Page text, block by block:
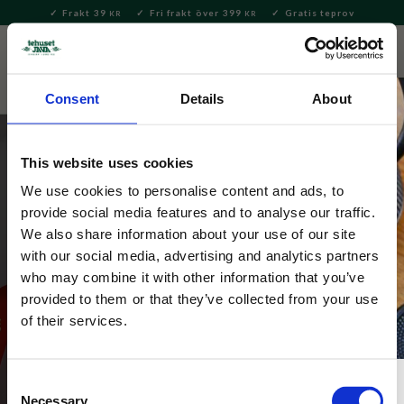
Consent Details About
This website uses cookies
We use cookies to personalise content and ads, to
provide social media features and to analyse our traffic.
We also share information about your use of our site
with our social media, advertising and analytics partners
who may combine it with other information that you’ve
provided to them or that they’ve collected from your use
of their services.
Necessary
Meny
Frakt 39 KR Fri frakt över 399 KR Gratis teprov
Julte
Teblandningar som sprider julstämning med smaker av
kanel, kardemumma, apelsin och andra kryddiga
favoriter.